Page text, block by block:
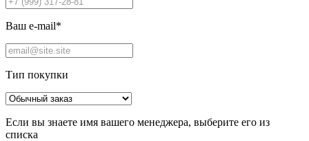
Ваш e-mail*
Тип покупки
Если вы знаете имя вашего менеджера, выберите его из
списка